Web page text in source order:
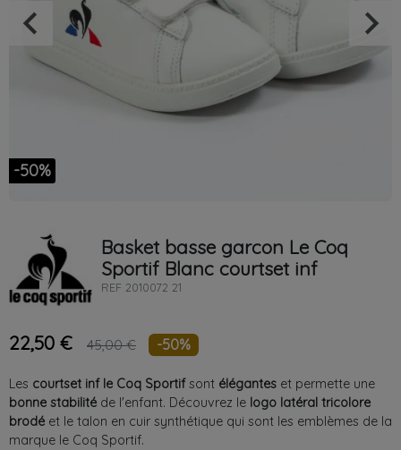
-50%
Précédent
keyboard_arrow_left keyboard_arrow_right
Basket basse garcon Le Coq
Sportif Blanc courtset inf
REF 2010072 21
22,50 € 45,00 € -50%
Les courtset inf le Coq Sportifsont élégantes et permette une
bonne stabilité de l'enfant. Découvrez le logo latéral tricolore
brodé et le talon en cuir synthétique qui sont les emblèmes de la
marque le Coq Sportif.